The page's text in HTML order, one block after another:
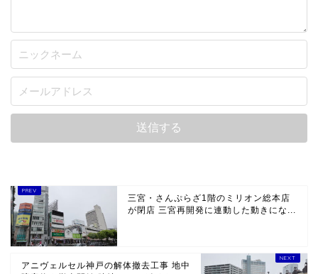
三宮・さんぷらざ1階のミリオン総本店
が閉店 三宮再開発に連動した動きにな...
アニヴェルセル神戸の解体撤去工事 地中